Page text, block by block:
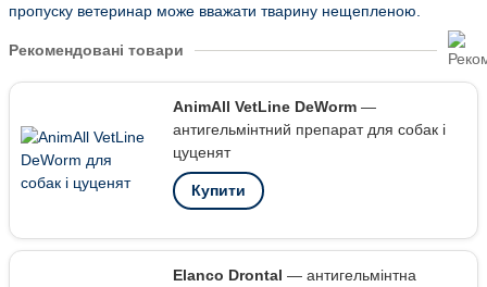
пропуску ветеринар може вважати тварину нещепленою.
Рекомендовані товари
AnimAll VetLine DeWorm—
антигельмінтний препарат для собак і
цуценят
Купити
Elanco Drontal — антигельмінтна